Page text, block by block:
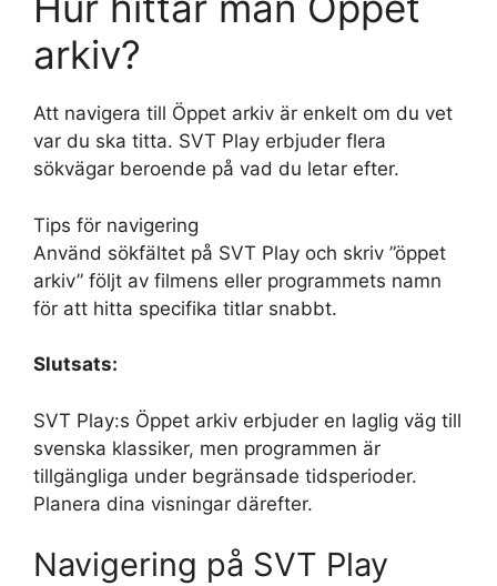
arkiv?
Att navigera till Öppet arkiv är enkelt om du vet
var du ska titta. SVT Play erbjuder flera
sökvägar beroende på vad du letar efter.
Tips för navigering
Använd sökfältet på SVT Play och skriv ”öppet
arkiv” följt av filmens eller programmets namn
för att hitta specifika titlar snabbt.
Slutsats:
SVT Play:s Öppet arkiv erbjuder en laglig väg till
svenska klassiker, men programmen är
tillgängliga under begränsade tidsperioder.
Planera dina visningar därefter.
Navigering på SVT Play